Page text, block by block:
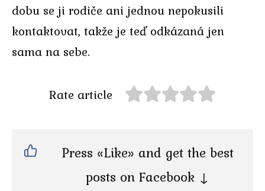
dobu se ji rodiče ani jednou nepokusili
kontaktovat, takže je teď odkázaná jen
sama na sebe.
Rate article
Press «Like» and get the best
posts on Facebook ↓